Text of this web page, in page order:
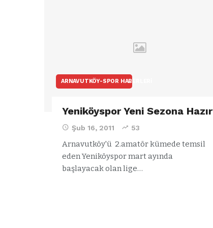
ARNAVUTKÖY-SPOR HABERLERI
Yeniköyspor Yeni Sezona Hazır
Şub 16, 2011 53
Arnavutköy'ü 2.amatör kümede temsil
eden Yeniköyspor mart ayında
başlayacak olan lige…
yönelik